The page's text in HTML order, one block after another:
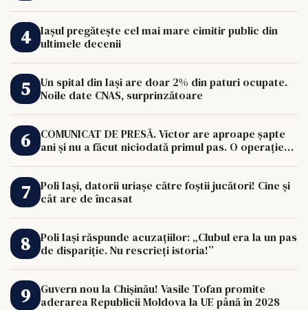
Iașul pregătește cel mai mare cimitir public din
ultimele decenii
Un spital din Iași are doar 2% din paturi ocupate.
Noile date CNAS, surprinzătoare
COMUNICAT DE PRESĂ. Victor are aproape șapte
ani și nu a făcut niciodată primul pas. O operație
Poli Iași, datorii uriașe către foștii jucători! Cine și
cât are de încasat
Poli Iași răspunde acuzațiilor: „Clubul era la un pas
de dispariție. Nu rescrieți istoria!”
Guvern nou la Chișinău! Vasile Tofan promite
aderarea Republicii Moldova la UE până în 2028